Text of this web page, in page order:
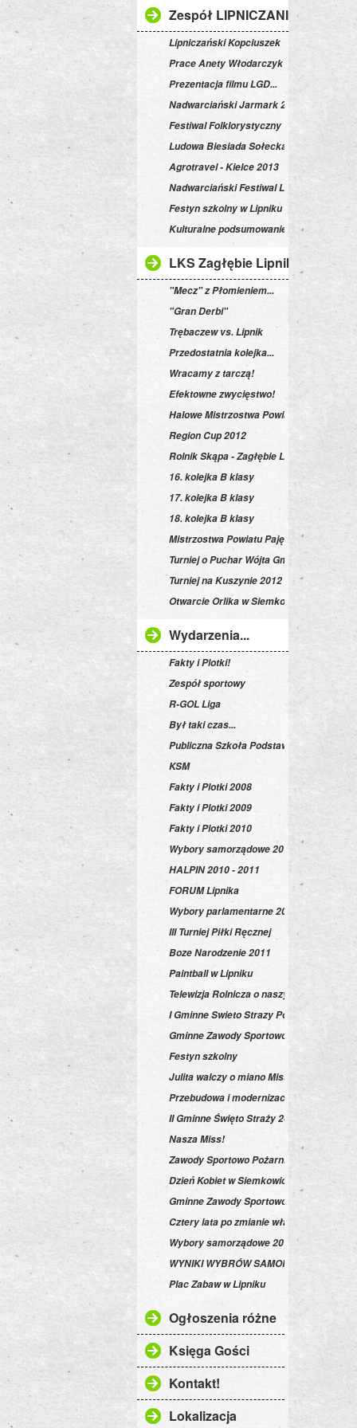
Zespół LIPNICZANIE
Lipniczański Kopciuszek
Prace Anety Włodarczyk
Prezentacja filmu LGD...
Nadwarciański Jarmark 2012
Festiwal Folklorystyczny w Ruścu
Ludowa Biesiada Sołecka
Agrotravel - Kielce 2013
Nadwarciański Festiwal Ludowy 2014
Festyn szkolny w Lipniku
Kulturalne podsumowanie
LKS Zagłębie Lipnik
"Mecz" z Płomieniem...
"Gran Derbi"
Trębaczew vs. Lipnik
Przedostatnia kolejka...
Wracamy z tarczą!
Efektowne zwycięstwo!
Halowe Mistrzostwa Powiatu
Region Cup 2012
Rolnik Skąpa - Zagłębie Lipnik czyli 15.
16. kolejka B klasy
17. kolejka B klasy
18. kolejka B klasy
Mistrzostwa Powiatu Pajęczańskiego
Turniej o Puchar Wójta Gminy
Turniej na Kuszynie 2012
Otwarcie Orlika w Siemkowicach
Wydarzenia...
Fakty i Plotki!
Zespół sportowy
R-GOL Liga
Był taki czas...
Publiczna Szkoła Podstawowa
KSM
Fakty i Plotki 2008
Fakty i Plotki 2009
Fakty i Plotki 2010
Wybory samorządowe 2010
HALPIN 2010 - 2011
FORUM Lipnika
Wybory parlamentarne 2011
III Turniej Piłki Ręcznej
Boze Narodzenie 2011
Paintball w Lipniku
Telewizja Rolnicza o naszym chrzanie!
I Gminne Swieto Strazy Pozarnej
Gminne Zawody Sportowo-Pożarnicze
Festyn szkolny
Julita walczy o miano Miss Polka 2012!
Przebudowa i modernizacja drogi na
II Gminne Święto Straży 2013
Nasza Miss!
Zawody Sportowo Pożarnicze w Gminie
Dzień Kobiet w Siemkowicach
Gminne Zawody Sportowo-Pożarnicze
Cztery lata po zmianie władzy...
Wybory samorządowe 2014
WYNIKI WYBRÓW SAMORZĄDOWYCH!
Plac Zabaw w Lipniku
Ogłoszenia różne
Księga Gości
Kontakt!
Lokalizacja